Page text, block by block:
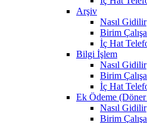
Arşiv
Nasıl Gidilir
Birim
İç Hat
Bilgi İşlem
Nasıl Gidilir
Birim
İç Hat
Ek Ödeme
Nasıl Gidilir
Birim